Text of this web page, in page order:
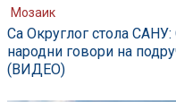
Мозаик
Са Округлог стола
народни говори на
(ВИДЕО)